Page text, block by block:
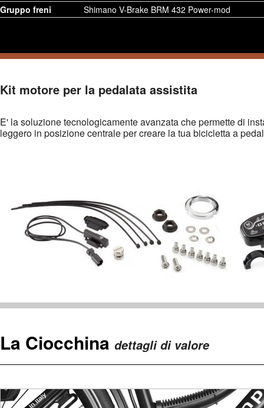
Gruppo freni
Shimano V-Brake BRM 432 Power-mod
Kit motore per la pedalata assistita
E' la soluzione tecnologicamente avanzata che permette di
leggero in posizione centrale per creare la tua bicicletta a
La Ciocchina dettagli di valore